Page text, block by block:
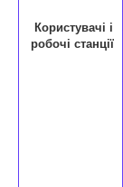
Користувачі і
робочі станції